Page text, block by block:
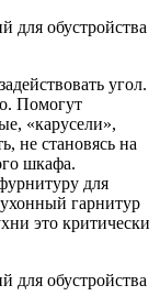
угол.
Помогут
«карусели»,
не становясь на
шкафа.
для
гарнитур
это критически